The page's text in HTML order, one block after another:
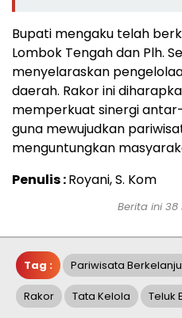
Bupati mengaku telah
Lombok Tengah dan Plh.
menyelaraskan
daerah. Rakor ini
memperkuat sinergi
guna mewujudkan
menguntungkan
Penulis :Royani, S. Kom
Berita ini
Tag : Pariwisata
Rakor Tata Kelola Teluk